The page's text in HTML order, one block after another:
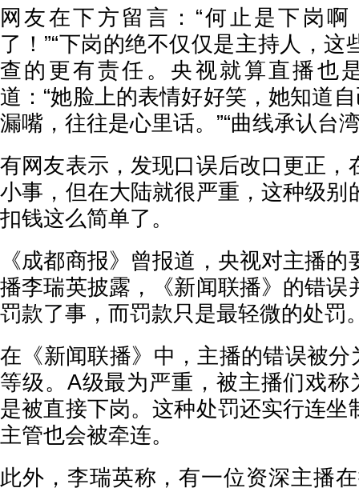
网友在下方留言：“何止是下岗
了！”“下岗的绝不仅仅是主持人，这
查的更有责任。央视就算直播也
道：“她脸上的表情好好笑，她知道
漏嘴，往往是心里话。”“曲线承认台
有网友表示，发现口误后改口更正，
小事，但在大陆就很严重，这种级别
扣钱这么简单了。
《成都商报》曾报道，央视对主播
播李瑞英披露，《新闻联播》的错误
罚款了事，而罚款只是最轻微的处罚
在《新闻联播》中，主播的错误被
等级。A级最为严重，被主播们戏称
是被直接下岗。这种处罚还实行连坐
主管也会被牵连。
此外，李瑞英称，有一位资深主播